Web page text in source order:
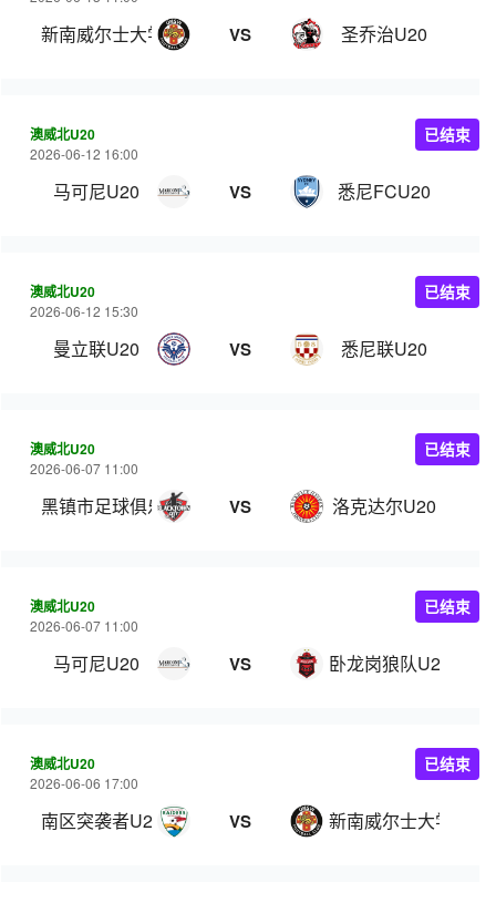
新南威尔士大学U20 VS 圣乔治U20
澳威北U20
2026-06-12 16:00
马可尼U20 VS 悉尼FCU20
已结束
澳威北U20
2026-06-12 15:30
曼立联U20 VS 悉尼联U20
已结束
澳威北U20
2026-06-07 11:00
黑镇市足球俱乐部U20 VS 洛克达尔U20
已结束
澳威北U20
2026-06-07 11:00
马可尼U20 VS 卧龙岗狼队U20
已结束
澳威北U20
2026-06-06 17:00
南区突袭者U20 VS 新南威尔士大学U20
已结束